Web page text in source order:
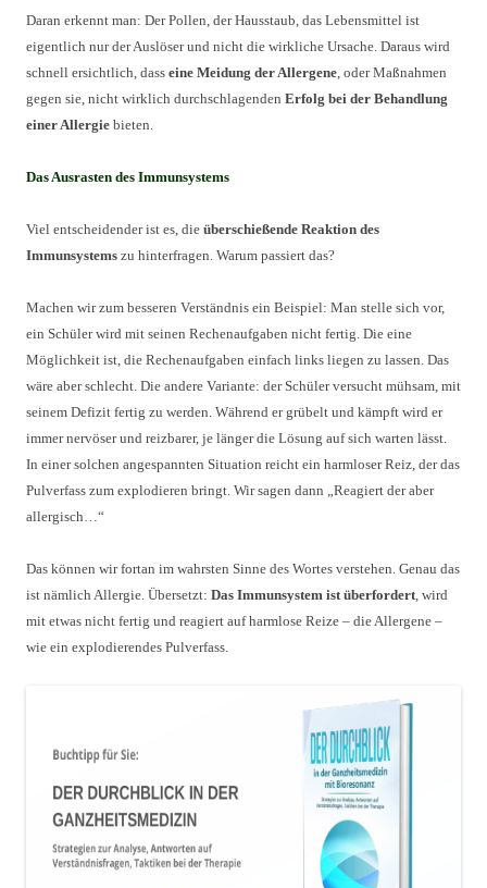
Daran erkennt man: Der Pollen, der Hausstaub, das Lebensmittel ist
eigentlich nur der Auslöser und nicht die wirkliche Ursache. Daraus wird
schnell ersichtlich, dass eine Meidung der Allergene, oder Maßnahmen
gegen sie, nicht wirklich durchschlagenden Erfolg bei der Behandlung
einer Allergie bieten.
Das Ausrasten des Immunsystems
Viel entscheidender ist es, die überschießende Reaktion des
Immunsystems zu hinterfragen. Warum passiert das?
Machen wir zum besseren Verständnis ein Beispiel: Man stelle sich vor,
ein Schüler wird mit seinen Rechenaufgaben nicht fertig. Die eine
Möglichkeit ist, die Rechenaufgaben einfach links liegen zu lassen. Das
wäre aber schlecht. Die andere Variante: der Schüler versucht mühsam, mit
seinem Defizit fertig zu werden. Während er grübelt und kämpft wird er
immer nervöser und reizbarer, je länger die Lösung auf sich warten lässt.
In einer solchen angespannten Situation reicht ein harmloser Reiz, der das
Pulverfass zum explodieren bringt. Wir sagen dann „Reagiert der aber
allergisch…“
Das können wir fortan im wahrsten Sinne des Wortes verstehen. Genau das
ist nämlich Allergie. Übersetzt: Das Immunsystem ist überfordert, wird
mit etwas nicht fertig und reagiert auf harmlose Reize – die Allergene –
wie ein explodierendes Pulverfass.